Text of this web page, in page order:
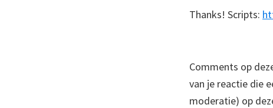
Thanks! Scripts:
Comments op
van je reactie die
moderatie) op